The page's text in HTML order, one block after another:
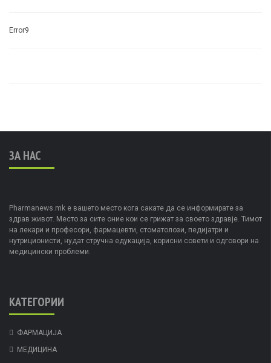
Error9
ЗА НАС
Pharmanews.mk е вашето место кога сакате да се информирате за
здрав живот. Место за сите оние кои се грижат за своето здравје. Тимот
на лекари и професори, фармацевти, стоматолози, педијатри и
нутриционисти, нудат стручна едукација, корисни совети и одговори на
медицински проблеми.
КАТЕГОРИИ
ФАРМАЦИЈА
МЕДИЦИНА